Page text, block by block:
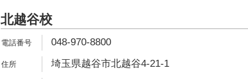
北越谷校
048-970-8800
埼玉県越谷市北越谷4-21-1